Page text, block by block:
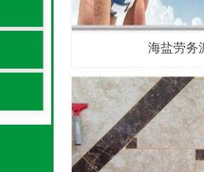
海盐劳务